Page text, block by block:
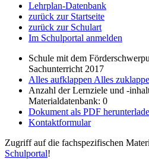
Lehrplan-Datenbank
zurück zur Startseite
zurück zur Schulart
Im Schulportal anmelden
Schule mit dem
Sachunterricht 2017
Alles aufklappen Alles
Anzahl der Lernziele und -
Materialdatenbank: 0
Dokument als PDF
Kontaktformular
Zugriff auf die fachspezifischen
Schulportal!